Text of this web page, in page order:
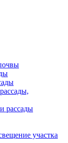
рассады
участка